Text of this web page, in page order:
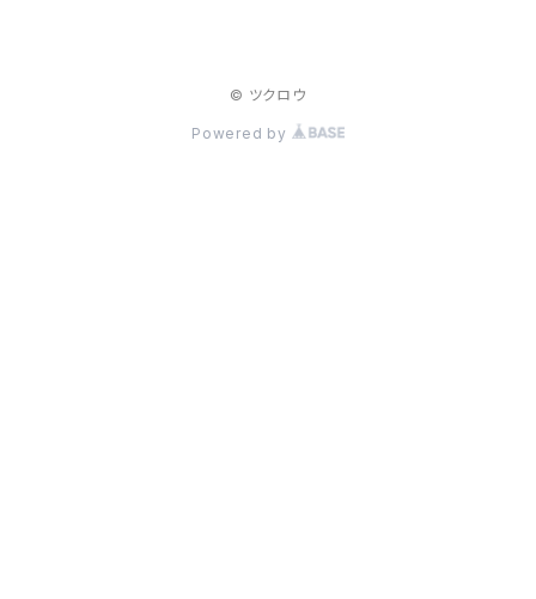
© ツクロウ
Powered by